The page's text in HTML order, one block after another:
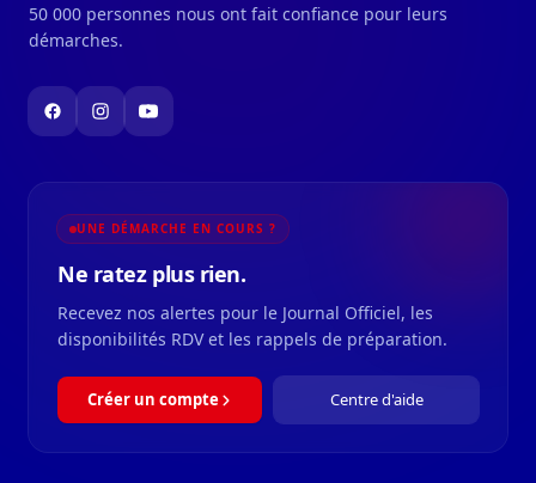
50 000 personnes nous ont fait confiance pour leurs
démarches.
UNE DÉMARCHE EN COURS ?
Ne ratez plus rien.
Recevez nos alertes pour le Journal Officiel, les
disponibilités RDV et les rappels de préparation.
Créer un compte Centre d'aide